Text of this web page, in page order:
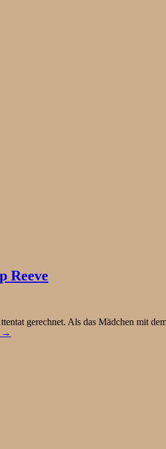
Reeve
gerechnet. Als das Mädchen mit
→